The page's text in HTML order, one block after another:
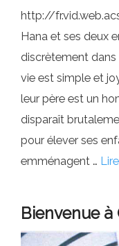
http://
Hana et ses deux
discrètement dans
vie est simple et
leur père est un
disparaît
pour élever ses
emménagent …
Bienvenue à